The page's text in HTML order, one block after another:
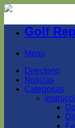
Golf
Menu
Directorio
Noticias
Categorias